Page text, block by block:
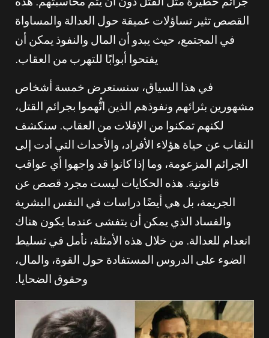
جرائم خطيرة مثل القتل دون أن يتم محاسبتهم. هذه
القصص تثير تساؤلات عميقة حول العدالة والمساواة
في المجتمع، حيث يبدو أن المال والنفوذ يمكن أن
يفتحوا أبوابًا للتهرب من العقاب.
في هذا السياق، سنستعرض خمسة أشخاص
مشهورين بثرائهم ونفوذهم الذين اتُّهموا بجرائم القتل،
لكنهم تمكنوا من الإفلات من العقاب. سنكشف
النقاب عن حياة هؤلاء الأفراد، والأحداث التي أدت إلى
الجرائم المزعومة، وما إذا كانوا قد واجهوا أي عواقب
قانونية. هذه الحكايات ليست مجرد قصص عن
الجريمة، بل هي أيضًا دراسات في النفس البشرية
والفساد الذي يمكن أن يتفشى عندما يكون هناك
انعدام للعدالة. من خلال هذه الأمثلة، نأمل في تسليط
الضوء على الدروس المستفادة حول القوة، والمال،
وحقوق الضحايا.